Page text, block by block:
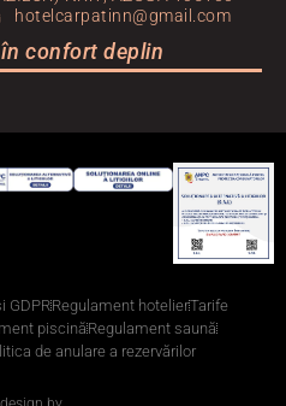
hotelcarpatinn@gmail.com
confort deplin
GDPRRegulament hotelierTarife
piscină Regulament saună
de anulare a rezervărilor